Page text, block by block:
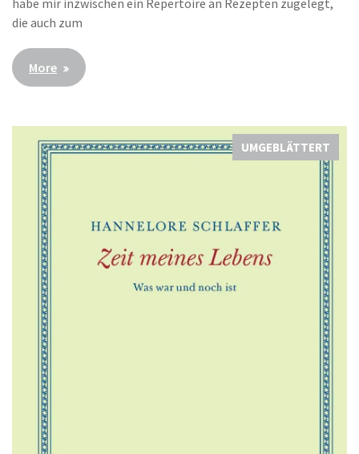
habe mir inzwischen ein Repertoire an Rezepten zugelegt,
die auch zum
More
UMGEBLÄTTERT